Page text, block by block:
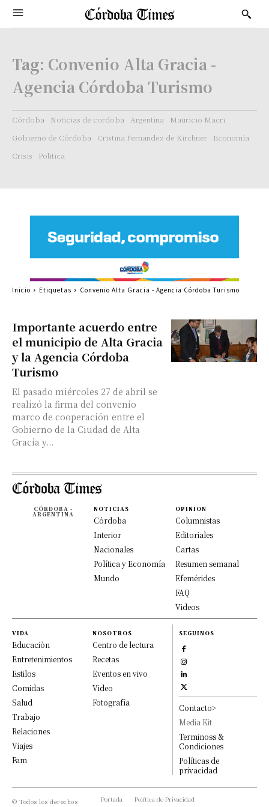
Tag: Convenio Alta Gracia -
Agencia Córdoba Turismo
Córdoba Noticias de cordoba Argentina
Mauricio Macri
Gobierno de Córdoba
Cristina Fernandez de Kirchner
Economía
Crisis
Politica
Importante acuerdo entre
el municipio de Alta Gracia
y la Agencia Córdoba
Turismo
El pasado miércoles 27 de abril se
realizó la firma del convenio
marco de cooperación entre el
Gobierno de la Ciudad de Alta
Gracia y...
Inicio Etiquetas Convenio Alta Gracia - Agencia Córdoba Turismo
CÓRDOBA -
ARGENTINA
NOTICIAS
Córdoba
Interior
Nacionales
Política y Economía
Mundo
OPINION
Columnistas
Editoriales
Cartas
Resumen semanal
Efemérides
FAQ
Videos
VIDA
Educación
Entretenimientos
Estilos
Comidas
Salud
Trabajo
Relaciones
Viajes
Fam
NOSOTROS
Centro de lectura
Recetas
Eventos en vivo
Video
Fotografía
SEGUINOS
Contacto>
Media Kit
Terminoss &
Condiciones
Políticas de
privacidad
© Todos los derechos
Portada
Política de Privacidad